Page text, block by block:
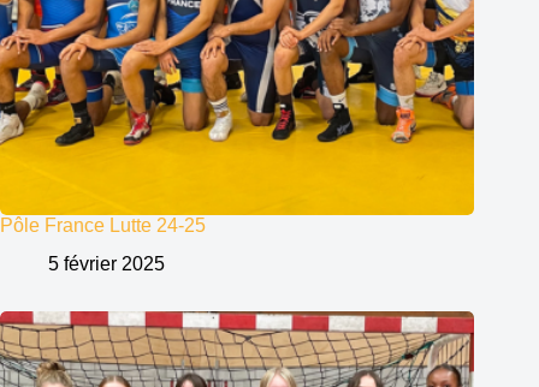
Pôle France Lutte 24-25
5 février 2025